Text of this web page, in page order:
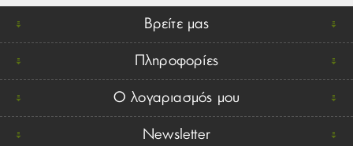
Βρείτε μας
Πληροφορίες
Ο λογαριασμός μου
Newsletter